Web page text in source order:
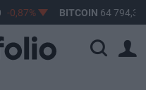
-0,87% BITCOIN 64 794,33